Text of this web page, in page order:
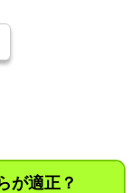
が適正？